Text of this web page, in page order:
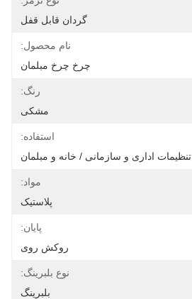
گردان قابل قفل
نام محصول:
چرخ چرخ مبلمان
رنگ:
مشکی
استفاده:
تنظیمات اداری و سازمانی / خانه و مبلمان
مواد:
پلاستیک
پایان:
روکش روی
نوع بلبرینگ:
بلبرینگ